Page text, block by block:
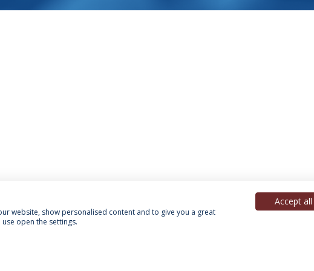
website, show personalised content and to give you a great
open the settings.
Accept all